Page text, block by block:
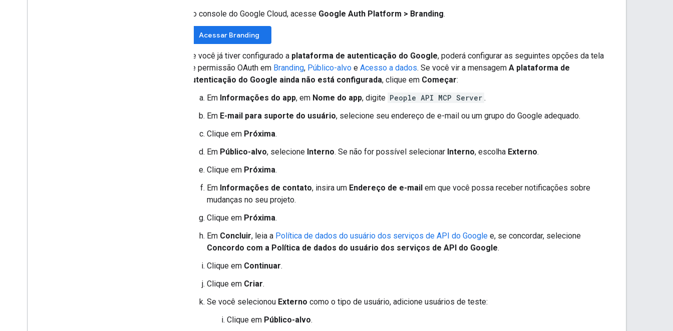
No console do Google Cloud, acesse Google Auth Platform > Branding.
Acessar Branding
Se você já tiver configurado a plataforma de autenticação do Google, poderá configurar as seguintes opções da tela
de permissão OAuth em Branding, Público-alvo e Acesso a dados. Se você vir a mensagem A plataforma de
autenticação do Google ainda não está configurada, clique em Começar:
Em Informações do app, em Nome do app, digite People API MCP Server .
Em E-mail para suporte do usuário, selecione seu endereço de e-mail ou um grupo do Google adequado.
Clique em Próxima.
Em Público-alvo, selecione Interno. Se não for possível selecionar Interno, escolha Externo.
Clique em Próxima.
Em Informações de contato, insira um Endereço de e-mail em que você possa receber notificações sobre
mudanças no seu projeto.
Clique em Próxima.
Em Concluir, leia a Política de dados do usuário dos serviços de API do Google e, se concordar, selecione
Concordo com a Política de dados do usuário dos serviços de API do Google.
Clique em Continuar.
Clique em Criar.
Se você selecionou Externo como o tipo de usuário, adicione usuários de teste:
Clique em Público-alvo.